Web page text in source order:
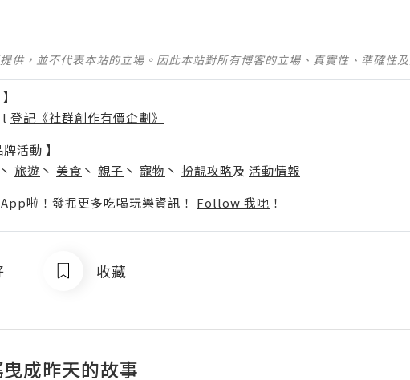
供，並不代表本站的立場。因此本站對所有博客的立場、真實性、準確性
l 登記《社群創作有價企劃》
活動 】
丶 旅遊 丶 美食 丶 親子 丶 寵物 丶 扮靚攻略及 活動情報
啦！發掘更多吃喝玩樂資訊！ Follow 我哋 ！
收藏
成昨天的故事